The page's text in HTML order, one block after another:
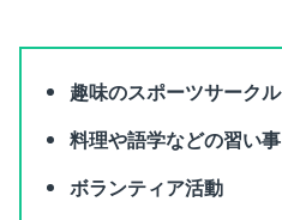
趣味のスポーツサークル
料理や語学などの習い事
ボランティア活動